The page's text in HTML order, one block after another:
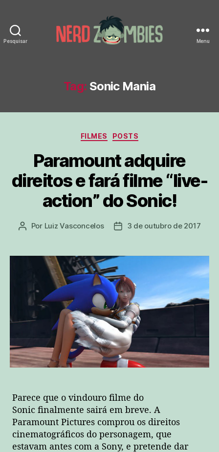
Pesquisar Menu
Tag: Sonic Mania
Categorias
FILMES POSTS
Paramount adquire
direitos e fará filme “live-
action” do Sonic!
Autor
Por Luiz Vasconcelos
Data3 de outubro de 2017
Parece que o vindouro filme do
Sonic finalmente sairá em breve. A
Paramount Pictures comprou os direitos
cinematográficos do personagem, que
estavam antes com a Sony, e pretende dar